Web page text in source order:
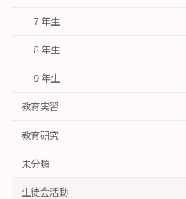
７年生
８年生
９年生
教育実習
教育研究
未分類
生徒会活動